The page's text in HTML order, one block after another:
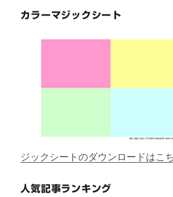
カラーマジックシート
ジックシートのダウンロードはこ
人気記事ランキング